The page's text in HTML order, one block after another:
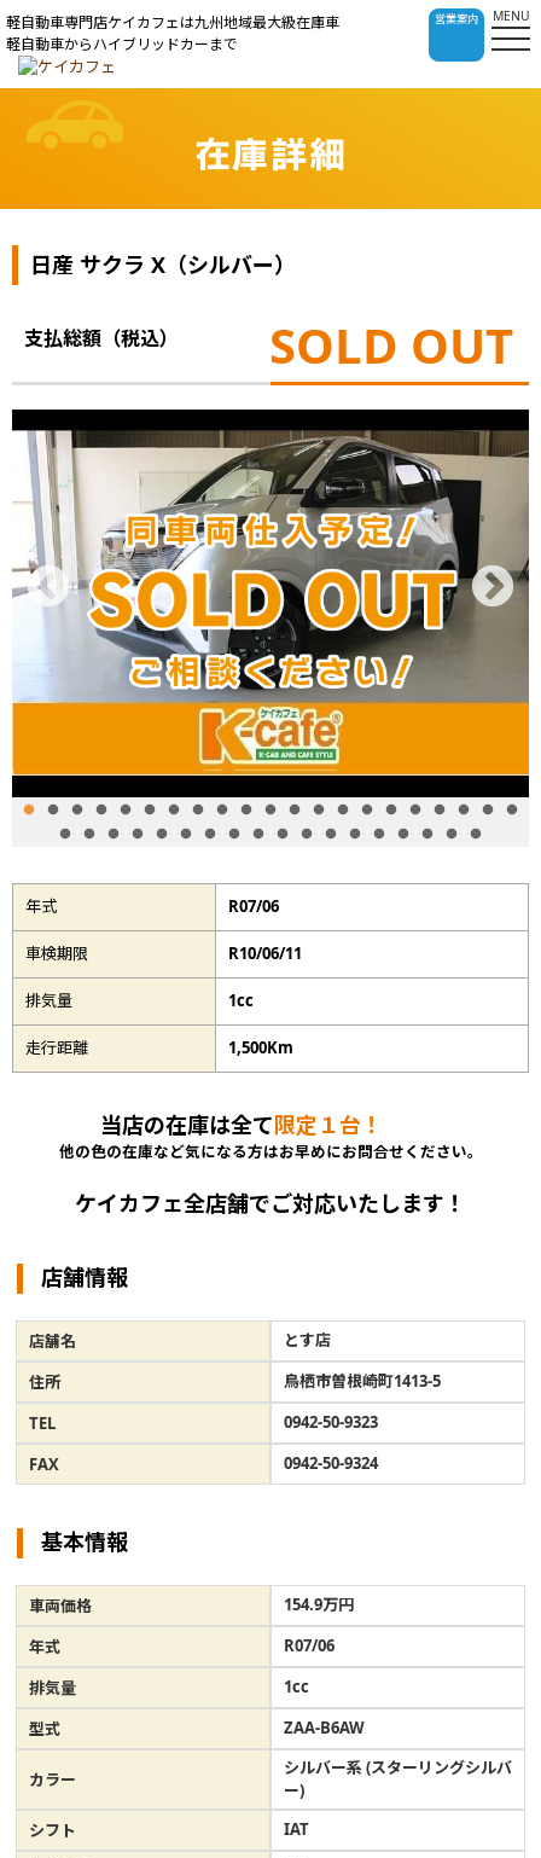
軽自動車専門店ケイカフェは九州地域最大級在庫車
軽自動車からハイブリッドカーまで
営業案内 MENU
在庫詳細
日産 サクラ X（シルバー）
支払総額（税込） SOLD OUT
年式 R07/06
車検期限 R10/06/11
排気量 1cc
走行距離 1,500Km
当店の在庫は全て限定１台！
他の色の在庫など気になる方はお早めにお問合せください。
ケイカフェ全店舗でご対応いたします！
店舗情報
店舗名
とす店
住所
鳥栖市曽根崎町1413-5
TEL
0942-50-9323
FAX
0942-50-9324
基本情報
車両価格
154.9万円
年式
R07/06
排気量
1cc
型式
ZAA-B6AW
カラー
シルバー系 (スターリングシルバ
ー)
シフト
IAT